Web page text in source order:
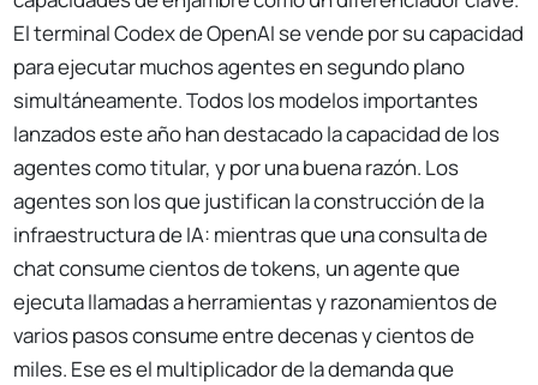
El terminal Codex de OpenAI se vende por su capacidad
para ejecutar muchos agentes en segundo plano
simultáneamente. Todos los modelos importantes
lanzados este año han destacado la capacidad de los
agentes como titular, y por una buena razón. Los
agentes son los que justifican la construcción de la
infraestructura de IA: mientras que una consulta de
chat consume cientos de tokens, un agente que
ejecuta llamadas a herramientas y razonamientos de
varios pasos consume entre decenas y cientos de
miles. Ese es el multiplicador de la demanda que